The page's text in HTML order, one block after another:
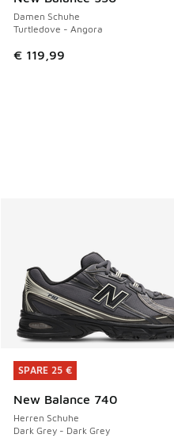
Damen Schuhe
Turtledove - Angora
€ 119,99
SPARE 25 €
New Balance 740
Herren Schuhe
Dark Grey - Dark Grey
SPARE 25 €